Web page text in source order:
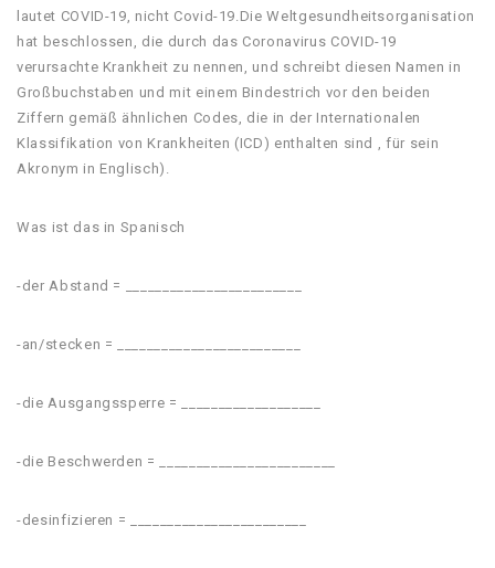
lautet COVID-19, nicht Covid-19.Die Weltgesundheitsorganisation
hat beschlossen, die durch das Coronavirus COVID-19
verursachte Krankheit zu nennen, und schreibt diesen Namen in
Großbuchstaben und mit einem Bindestrich vor den beiden
Ziffern gemäß ähnlichen Codes, die in der Internationalen
Klassifikation von Krankheiten (ICD) enthalten sind , für sein
Akronym in Englisch).
Was ist das in Spanisch
-der Abstand = ________________________
-an/stecken = _________________________
-die Ausgangssperre = ___________________
-die Beschwerden = ________________________
-desinfizieren = ________________________